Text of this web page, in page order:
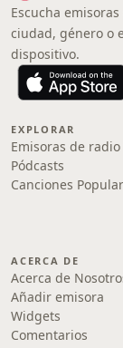
Escucha
ciudad, género o
dispositivo.
EXPLORAR
Emisoras de radio
Pódcasts
Canciones
ACERCA DE
Acerca de
Añadir emisora
Widgets
Comentarios